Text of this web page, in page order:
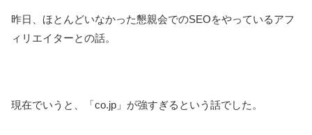
昨日、ほとんどいなかった懇親会でのSEOをやっているアフ
ィリエイターとの話。
現在でいうと、「co.jp」が強すぎるという話でした。